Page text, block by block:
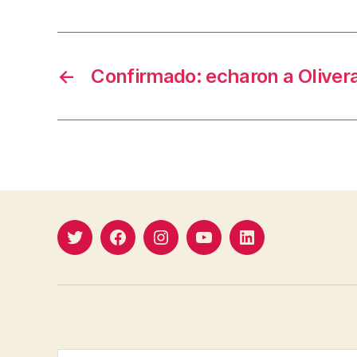
← Confirmado: echaron a
TwitterFacebookInstagramYouTubeLinkedin